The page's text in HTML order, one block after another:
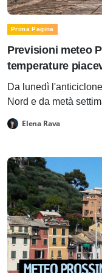
Prima Pagina
Previsioni meteo
temperature
Da lunedì
Nord e da metà
Elena Rava